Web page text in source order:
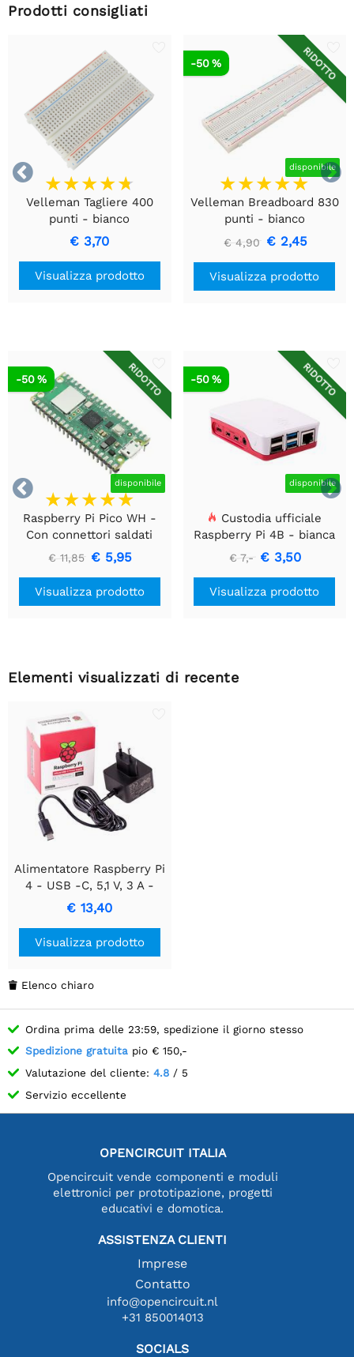
Prodotti consigliati


Velleman Tagliere 400
punti - bianco
€ 3,70
Visualizza prodotto
RIDOTTO
disponibile
-50 %
Velleman Breadboard 830
punti - bianco
€ 4,90 € 2,45
Visualizza prodotto


RIDOTTO
disponibile
-50 %
Raspberry Pi Pico WH -
Con connettori saldati
€ 11,85 € 5,95
Visualizza prodotto
RIDOTTO
disponibile
-50 %
Custodia ufficiale
Raspberry Pi 4B - bianca
€ 7,- € 3,50
Visualizza prodotto
Elementi visualizzati di recente
Alimentatore Raspberry Pi
4 - USB -C, 5,1 V, 3 A -
Spina UE - Nero
€ 13,40
Visualizza prodotto
 Elenco chiaro
Ordina prima delle 23:59, spedizione il giorno stesso
Spedizione gratuita pio € 150,-
Valutazione del cliente: 4.8 / 5
Servizio eccellente
OPENCIRCUIT ITALIA
Opencircuit vende componenti e moduli
elettronici per prototipazione, progetti
educativi e domotica.
ASSISTENZA CLIENTI
Imprese
Contatto
info@opencircuit.nl
+31 850014013
SOCIALS